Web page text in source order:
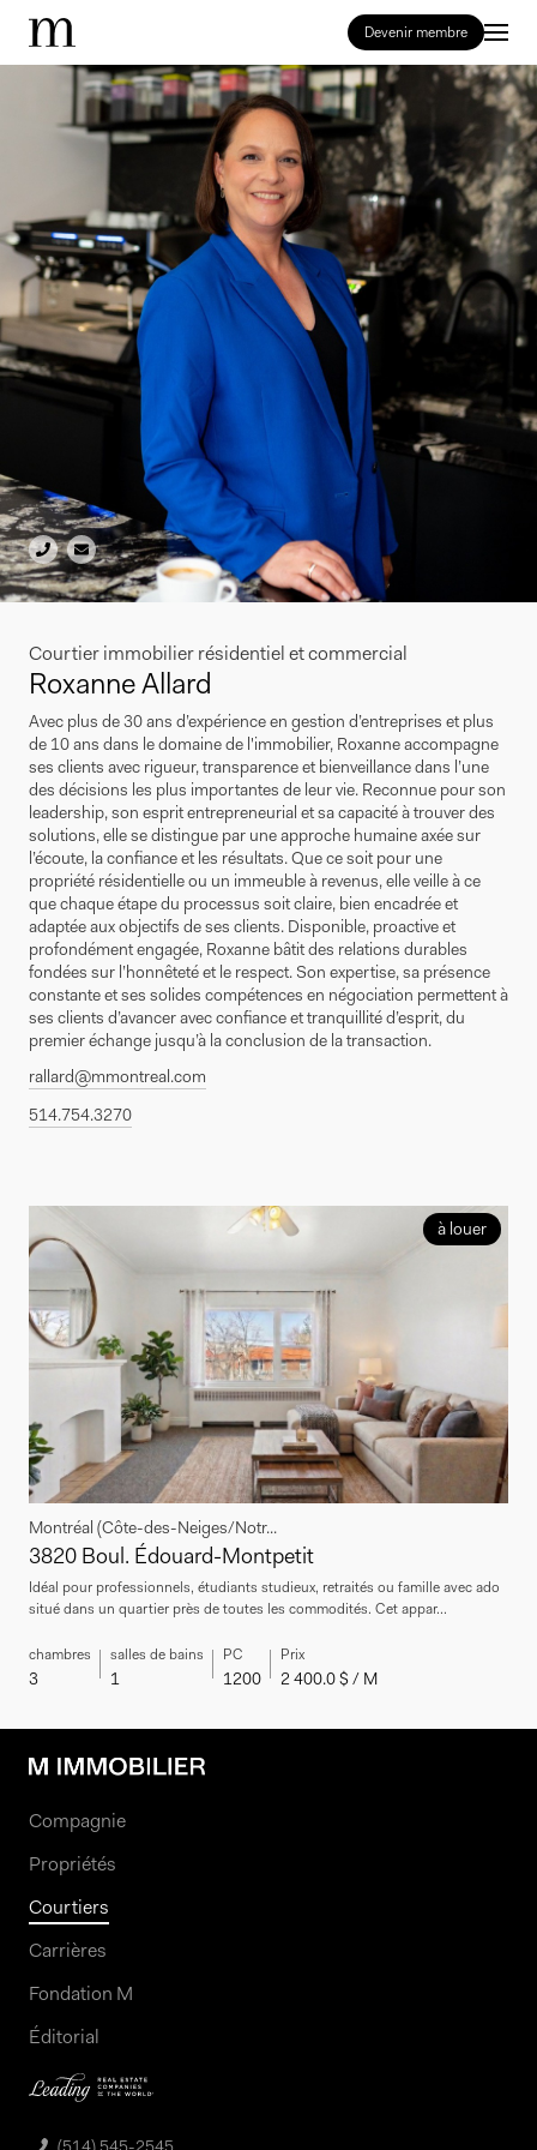
Devenir membre
Courtier immobilier résidentiel et commercial
Roxanne Allard
Avec plus de 30 ans d’expérience en gestion d’entreprises et plus
de 10 ans dans le domaine de l'immobilier, Roxanne accompagne
ses clients avec rigueur, transparence et bienveillance dans l’une
des décisions les plus importantes de leur vie. Reconnue pour son
leadership, son esprit entrepreneurial et sa capacité à trouver des
solutions, elle se distingue par une approche humaine axée sur
l’écoute, la confiance et les résultats. Que ce soit pour une
propriété résidentielle ou un immeuble à revenus, elle veille à ce
que chaque étape du processus soit claire, bien encadrée et
adaptée aux objectifs de ses clients. Disponible, proactive et
profondément engagée, Roxanne bâtit des relations durables
fondées sur l’honnêteté et le respect. Son expertise, sa présence
constante et ses solides compétences en négociation permettent à
ses clients d’avancer avec confiance et tranquillité d’esprit, du
premier échange jusqu’à la conclusion de la transaction.
rallard@mmontreal.com
514.754.3270
à louer
Montréal (Côte-des-Neiges/Notr...
3820 Boul. Édouard-Montpetit
Idéal pour professionnels, étudiants studieux, retraités ou famille avec ado
situé dans un quartier près de toutes les commodités. Cet appar...
chambres
3
salles de bains
1
PC
1200
Prix
2 400.0 $ / M
Compagnie
Propriétés
Courtiers
Carrières
Fondation M
Éditorial